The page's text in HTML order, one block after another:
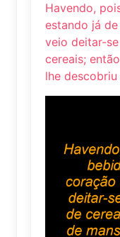
Havendo,
estando já
veio deitar-
cereais;
lhe